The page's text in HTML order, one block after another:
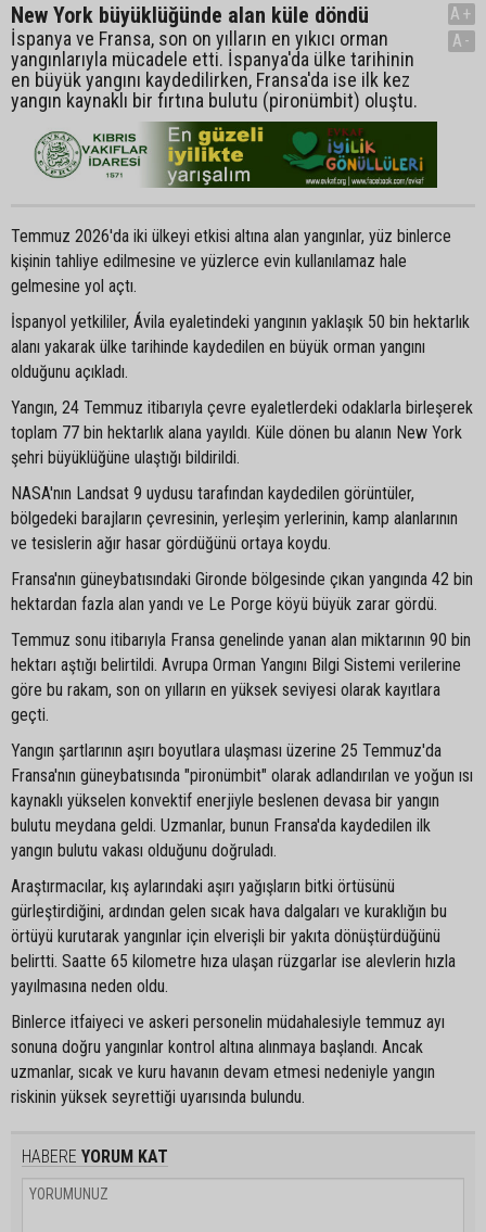
New York büyüklüğünde alan küle döndü
İspanya ve Fransa, son on yılların en yıkıcı orman
yangınlarıyla mücadele etti. İspanya'da ülke tarihinin
en büyük yangını kaydedilirken, Fransa'da ise ilk kez
yangın kaynaklı bir fırtına bulutu (pironümbit) oluştu.
A+
A-
Temmuz 2026'da iki ülkeyi etkisi altına alan yangınlar, yüz binlerce
kişinin tahliye edilmesine ve yüzlerce evin kullanılamaz hale
gelmesine yol açtı.
İspanyol yetkililer, Ávila eyaletindeki yangının yaklaşık 50 bin hektarlık
alanı yakarak ülke tarihinde kaydedilen en büyük orman yangını
olduğunu açıkladı.
Yangın, 24 Temmuz itibarıyla çevre eyaletlerdeki odaklarla birleşerek
toplam 77 bin hektarlık alana yayıldı. Küle dönen bu alanın New York
şehri büyüklüğüne ulaştığı bildirildi.
NASA'nın Landsat 9 uydusu tarafından kaydedilen görüntüler,
bölgedeki barajların çevresinin, yerleşim yerlerinin, kamp alanlarının
ve tesislerin ağır hasar gördüğünü ortaya koydu.
Fransa'nın güneybatısındaki Gironde bölgesinde çıkan yangında 42 bin
hektardan fazla alan yandı ve Le Porge köyü büyük zarar gördü.
Temmuz sonu itibarıyla Fransa genelinde yanan alan miktarının 90 bin
hektarı aştığı belirtildi. Avrupa Orman Yangını Bilgi Sistemi verilerine
göre bu rakam, son on yılların en yüksek seviyesi olarak kayıtlara
geçti.
Yangın şartlarının aşırı boyutlara ulaşması üzerine 25 Temmuz'da
Fransa'nın güneybatısında "pironümbit" olarak adlandırılan ve yoğun ısı
kaynaklı yükselen konvektif enerjiyle beslenen devasa bir yangın
bulutu meydana geldi. Uzmanlar, bunun Fransa'da kaydedilen ilk
yangın bulutu vakası olduğunu doğruladı.
Araştırmacılar, kış aylarındaki aşırı yağışların bitki örtüsünü
gürleştirdiğini, ardından gelen sıcak hava dalgaları ve kuraklığın bu
örtüyü kurutarak yangınlar için elverişli bir yakıta dönüştürdüğünü
belirtti. Saatte 65 kilometre hıza ulaşan rüzgarlar ise alevlerin hızla
yayılmasına neden oldu.
Binlerce itfaiyeci ve askeri personelin müdahalesiyle temmuz ayı
sonuna doğru yangınlar kontrol altına alınmaya başlandı. Ancak
uzmanlar, sıcak ve kuru havanın devam etmesi nedeniyle yangın
riskinin yüksek seyrettiği uyarısında bulundu.
HABERE YORUM KAT